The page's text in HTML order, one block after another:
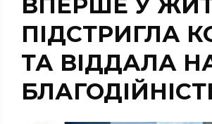
ПІДСТРИГЛА
ТА ВІДДАЛА